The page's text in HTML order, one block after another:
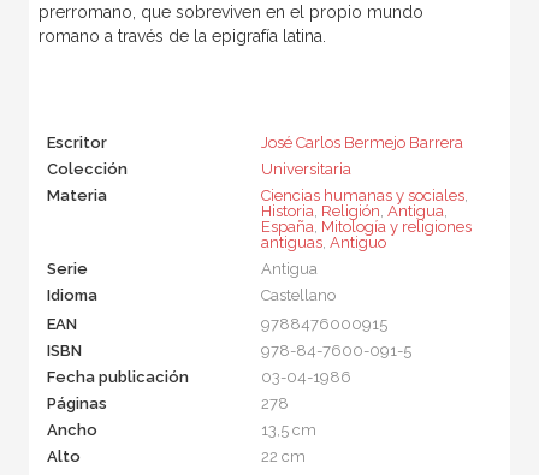
prerromano, que sobreviven en el propio mundo
romano a través de la epigrafía latina.
Escritor
José Carlos Bermejo Barrera
Colección
Universitaria
Materia
Ciencias humanas y sociales,
Historia, Religión, Antigua,
España, Mitología y religiones
antiguas, Antiguo
Serie
Antigua
Idioma
Castellano
EAN
9788476000915
ISBN
978-84-7600-091-5
Fecha publicación
03-04-1986
Páginas
278
Ancho
13,5 cm
Alto
22 cm